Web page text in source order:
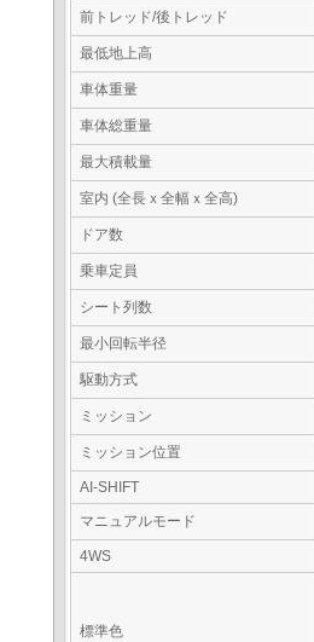
前トレッド/後トレッド
最低地上高
車体重量
車体総重量
最大積載量
室内 (全長ｘ全幅ｘ全高)
ドア数
乗車定員
シート列数
最小回転半径
駆動方式
ミッション
ミッション位置
AI-SHIFT
マニュアルモード
4WS
標準色